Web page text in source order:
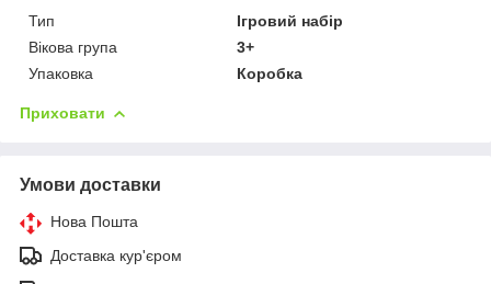
Тип
Ігровий набір
Вікова група
3+
Упаковка
Коробка
Приховати
Умови доставки
Нова Пошта
Доставка кур'єром